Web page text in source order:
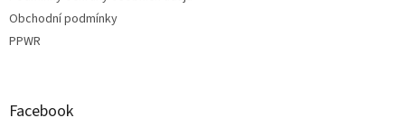
Obchodní podmínky
PPWR
Facebook